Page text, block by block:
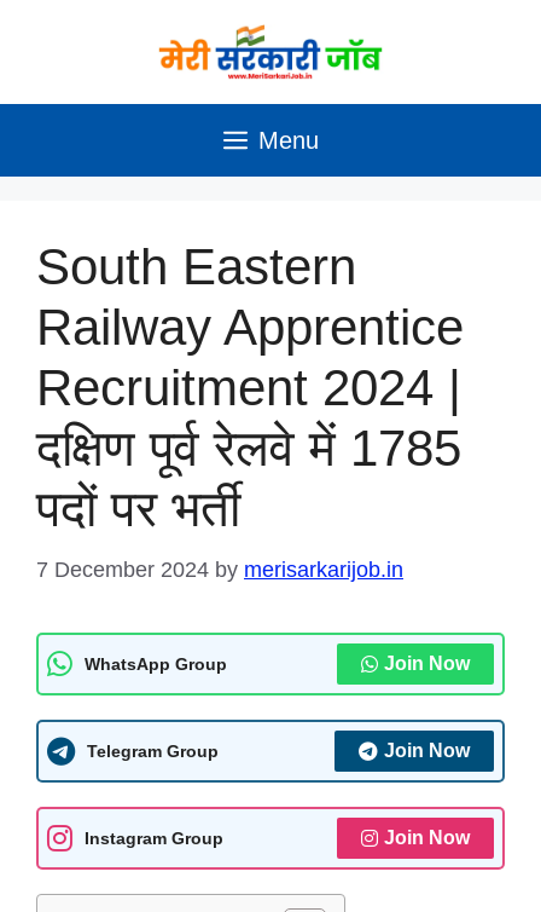
Menu
South Eastern
Railway Apprentice
Recruitment 2024 |
दक्षिण पूर्व रेलवे में 1785
पदों पर भर्ती
7 December 2024 by merisarkarijob.in
WhatsApp Group Join Now
Telegram Group Join Now
Instagram Group Join Now